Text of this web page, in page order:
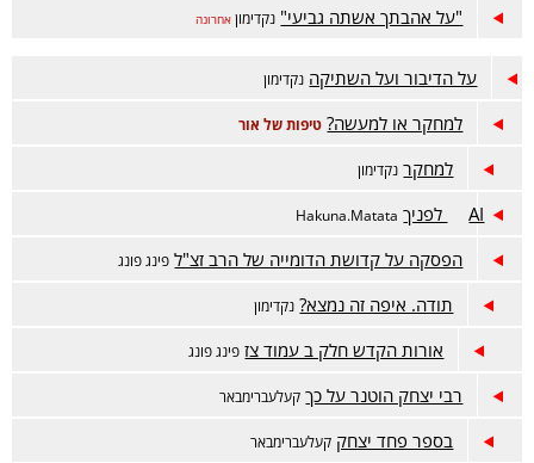
"על אהבתך אשתה גביעי" נקדימון אחרונה
על הדיבור ועל השתיקה נקדימון
למחקר או למעשה? טיפות של אור
למחקר נקדימון
AI לפניך Hakuna.Matata
הפסקה על קדושת הדומייה של הרב זצ"ל פינג פונג
תודה. איפה זה נמצא? נקדימון
אורות הקדש חלק ב עמוד צז פינג פונג
רבי יצחק הוטנר על כך קעלעברימבאר
בספר פחד יצחק קעלעברימבאר